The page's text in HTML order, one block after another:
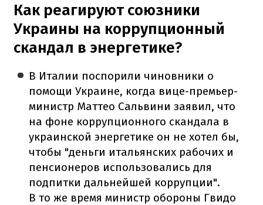
Как реагируют союзники
Украины на коррупционный
скандал в энергетике?
В Италии поспорили чиновники о
помощи Украине, когда вице-премьер-
министр Маттео Сальвини заявил, что
на фоне коррупционного скандала в
украинской энергетике он не хотел бы,
чтобы "деньги итальянских рабочих и
пенсионеров использовались для
подпитки дальнейшей коррупции".
В то же время министр обороны Гвидо